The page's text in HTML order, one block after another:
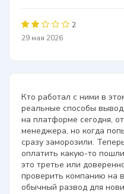
2
29 мая 2026
Кто работал с ними в
реальные способы
на платформе сегодня,
менеджера, но когда
сразу заморозили.
оплатить какую-то
это третье или
проверить компанию на
обычный развод для